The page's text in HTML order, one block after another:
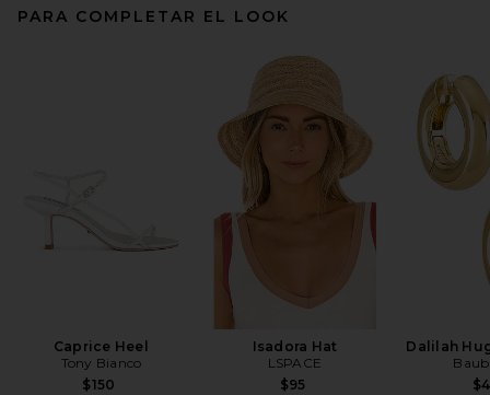
Precio anterior:
PARA COMPLETAR EL LOOK
Caprice Heel
Tony Bianco
$150
Isadora Hat
LSPACE
$95
Dalilah